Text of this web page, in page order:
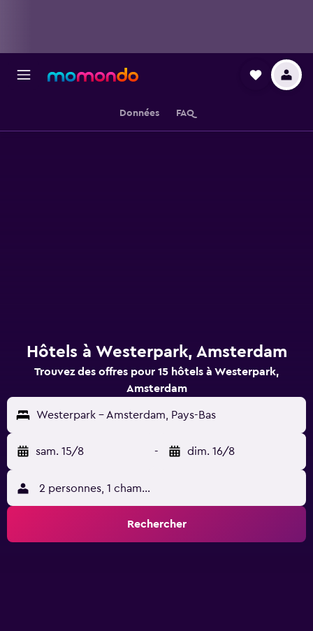
Données FAQ
Hôtels à Westerpark, Amsterdam
Trouvez des offres pour 15 hôtels à Westerpark,
Amsterdam
Westerpark - Amsterdam, Pays-Bas
sam. 15/8 - dim. 16/8
2 personnes, 1 chambre
Rechercher